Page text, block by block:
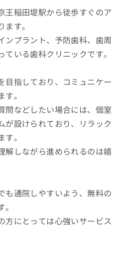
王稲田堤駅から徒歩すぐのア
す。
ンプラント、予防歯科、歯周
いる歯科クリニックです。
目指しており、コミュニケー
。
問などしたい場合には、個室
が設けられており、リラック
。
解しながら進められるのは嬉
も通院しやすいよう、無料の
方にとっては心強いサービス